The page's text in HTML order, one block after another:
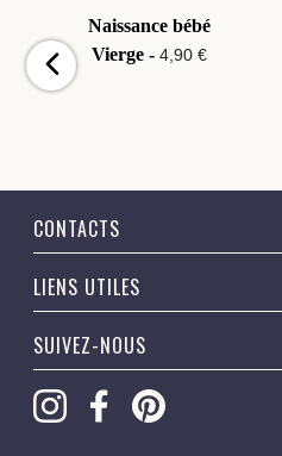
Naissance bébé
Vierge -4,90 €
CONTACTS
LIENS UTILES
SUIVEZ-NOUS